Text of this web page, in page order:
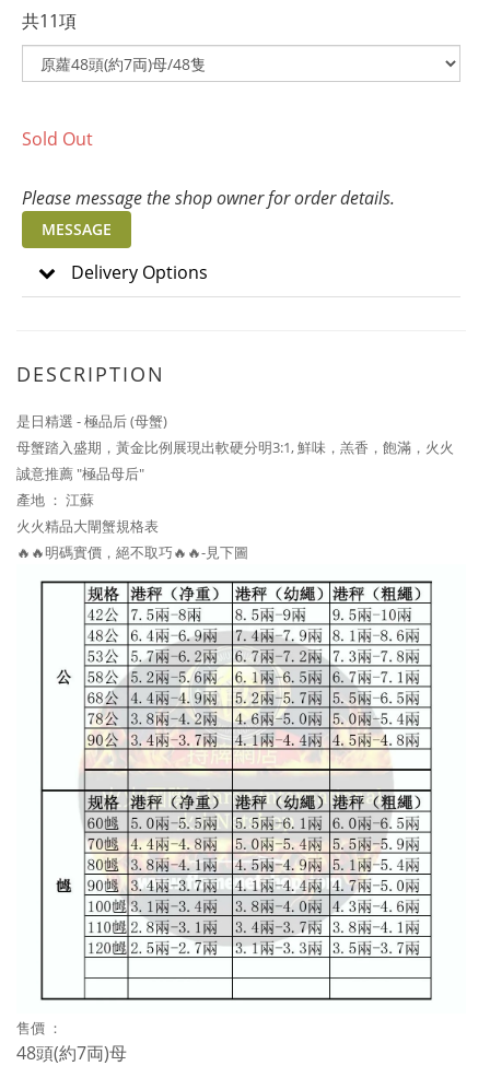
共11項
Sold Out
Please message the shop owner for order details.
MESSAGE
Delivery Options
DESCRIPTION
是日精選 - 極品后 (母蟹)
母蟹踏入盛期，黃金比例展現出軟硬分明3:1, 鮮味，羔香，飽滿，火火
誠意推薦 "極品母后"
產地 ： 江蘇
火火精品大閘蟹規格表
🔥🔥明碼實價，絕不取巧🔥🔥-見下圖
售價 ：
48頭(約7両)母